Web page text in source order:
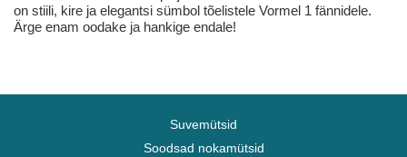
on stiili, kire ja elegantsi sümbol tõelistele Vormel 1 fännidele.
Ärge enam oodake ja hankige endale!
Suvemütsid
Soodsad nokamütsid